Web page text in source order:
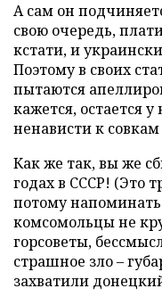
А сам он
свою очередь,
кстати, и
Поэтому в своих
пытаются
кажется, остается
ненависти к
Как же так, вы же
годах в СССР! (Это
потому
комсомольцы не
горсоветы,
страшное зло –
захватили